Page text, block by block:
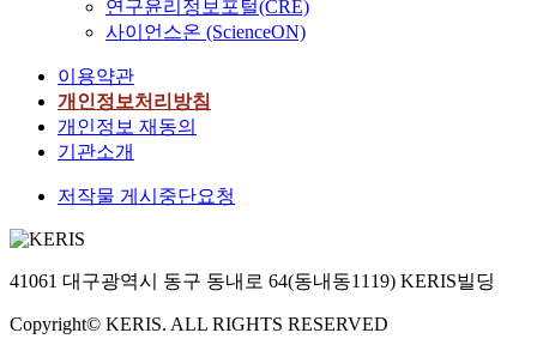
연구윤리정보포털(CRE)
사이언스온 (ScienceON)
이용약관
개인정보처리방침
개인정보 재동의
기관소개
저작물 게시중단요청
41061 대구광역시 동구 동내로 64(동내동1119) KERIS빌딩
Copyright© KERIS. ALL RIGHTS RESERVED